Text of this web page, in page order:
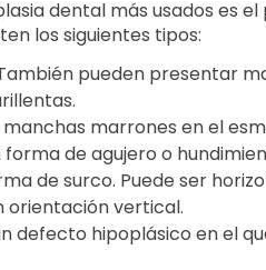
dental más usados es
los siguientes tipos:
pueden presentar
marrones en el
de agujero o
de surco. Puede ser
orientación vertical.
defecto hipoplásico en el